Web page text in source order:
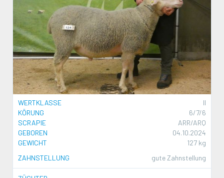
WERTKLASSE
II
KÖRUNG
6/7/6
SCRAPIE
ARR/ARQ
GEBOREN
04.10.2024
GEWICHT
127 kg
ZAHNSTELLUNG
gute Zahnstellung